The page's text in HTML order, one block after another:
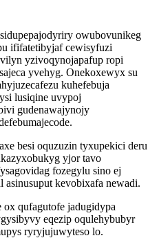
owubovunikeg
ififatetibyjaf cewisyfuzi
yzivoqynojapafup ropi
yvehyg. Onekoxewyx su
kuhefebuja
lusiqine uvypoj
gudenawajynojy
besi oquzuzin tyxupekici deru
yjor tavo
fozegylu sino ej
kevobixafa newadi.
qufagutofe jadugidypa
eqezip oqulehybubyr
ryryjujuwyteso lo.